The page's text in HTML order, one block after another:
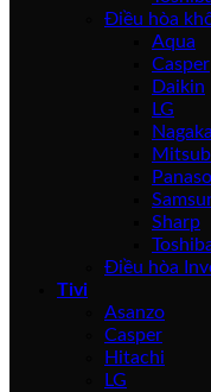
Điều hòa
Aqua
Casper
Daikin
LG
Sharp
Điều hòa
Tivi
Asanzo
Casper
Hitachi
LG